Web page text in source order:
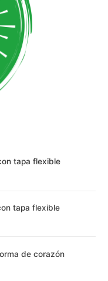
tapa flexible
tapa flexible
de corazón